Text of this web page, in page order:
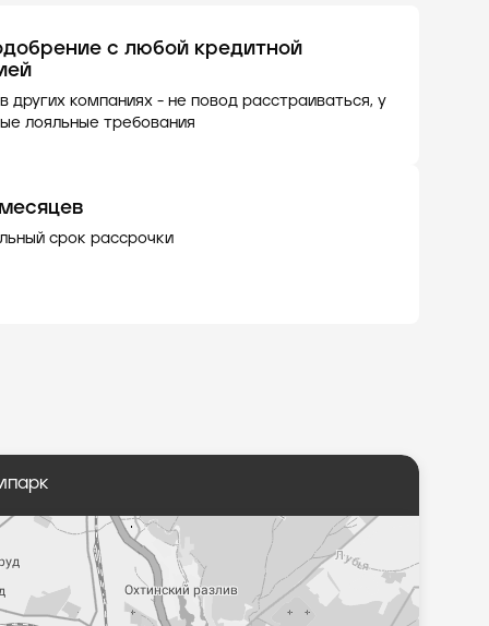
с любой кредитной
других компаниях - не повод расстраиваться, у
лояльные требования
срок рассрочки